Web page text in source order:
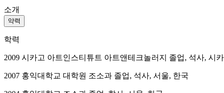
소개
약력
학력
2009 시카고 아트인스티튜트 아트앤테크놀러지 졸업, 석사, 시
2007 홍익대학교 대학원 조소과 졸업, 석사, 서울, 한국